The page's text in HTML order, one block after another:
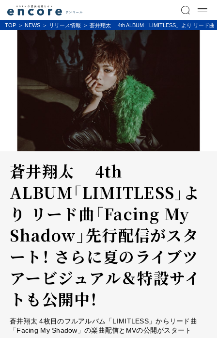
TOP NEWS リリース情報 蒼井翔太 4th ALBUM「LIMITLESS」より リード曲
蒼井翔太 4th
ALBUM「LIMITLESS」よ
り リード曲「Facing My
Shadow」先行配信がスタ
ート！ さらに夏のライブツ
アービジュアル＆特設サイ
トも公開中！
蒼井翔太 4枚目のフルアルバム「LIMITLESS」からリード曲
「Facing My Shadow」の楽曲配信とMVの公開がスタート